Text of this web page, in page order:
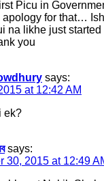
Picu in
for that…
na likhe just
you
says:
at 12:42 AM
ek?
says:
30, 2015 at 12:49